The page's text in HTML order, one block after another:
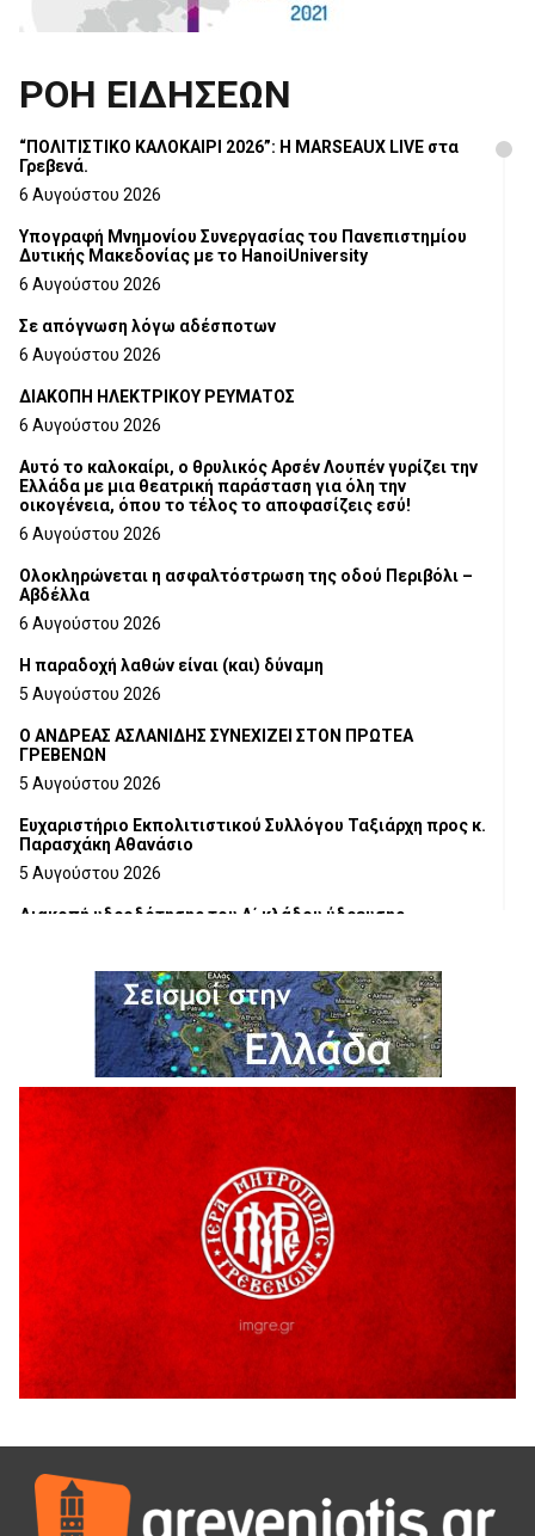
ΡΟΗ ΕΙΔΗΣΕΩΝ
“ΠΟΛΙΤΙΣΤΙΚΟ ΚΑΛΟΚΑΙΡΙ 2026”: Η MARSEAUX LIVE στα
Γρεβενά.
6 Αυγούστου 2026
Υπογραφή Μνημονίου Συνεργασίας του Πανεπιστημίου
Δυτικής Μακεδονίας με το HanoiUniversity
6 Αυγούστου 2026
Σε απόγνωση λόγω αδέσποτων
6 Αυγούστου 2026
ΔΙΑΚΟΠΗ ΗΛΕΚΤΡΙΚΟΥ ΡΕΥΜΑΤΟΣ
6 Αυγούστου 2026
Αυτό το καλοκαίρι, ο θρυλικός Αρσέν Λουπέν γυρίζει την
Ελλάδα με μια θεατρική παράσταση για όλη την
οικογένεια, όπου το τέλος το αποφασίζεις εσύ!
6 Αυγούστου 2026
Ολοκληρώνεται η ασφαλτόστρωση της οδού Περιβόλι –
Αβδέλλα
6 Αυγούστου 2026
H παραδοχή λαθών είναι (και) δύναμη
5 Αυγούστου 2026
Ο ΑΝΔΡΕΑΣ ΑΣΛΑΝΙΔΗΣ ΣΥΝΕΧΙΖΕΙ ΣΤΟΝ ΠΡΩΤΕΑ
ΓΡΕΒΕΝΩΝ
5 Αυγούστου 2026
Ευχαριστήριο Εκπολιτιστικού Συλλόγου Ταξιάρχη προς κ.
Παρασχάκη Αθανάσιο
5 Αυγούστου 2026
Διακοπή υδροδότησης του Α΄ κλάδου ύδρευσης
Η Marseaux στα Γρεβενά για μια μοναδική συναυλία
5 Αυγούστου 2026
Θερινό Σινεμά στο πλαίσιο του «Πολιτιστικού
Καλοκαιριού 2026» με την βραβευμένη ταινία «Μικρές
Ανάσες».
5 Αυγούστου 2026
Γρεβενά: Συνελήφθη 18χρονος αλλοδαπός, για κλοπή
εξοπλισμού γυμναστηρίου
5 Αυγούστου 2026
ΑΗ ΛΑΟΣ | 5 Αυγούστου | Υπαίθριο Θέατρο “Καστράκι”,
41η Γιορτή Κρασιού στο Τρίκωμο – «Γιορτή Παράδοσης»
5 Αυγούστου 2026
ΕΥΧΑΡΙΣΤΙΕΣ Φυσιολατρικού Συλλόγου Γρεβενών